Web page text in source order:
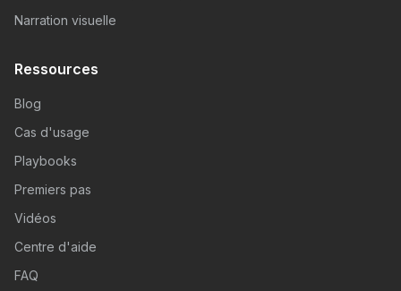
Narration visuelle
Ressources
Blog
Cas d'usage
Playbooks
Premiers pas
Vidéos
Centre d'aide
FAQ